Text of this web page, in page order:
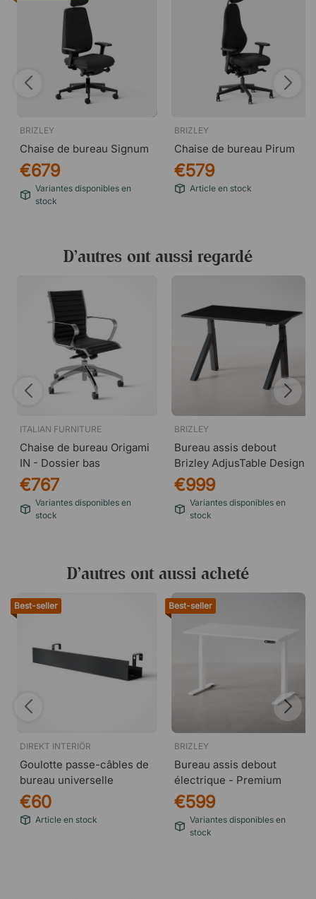
BRIZLEY
Chaise de bureau Signum
€679
Variantes disponibles en
stock
BRIZLEY
Chaise de bureau Pirum
€579
Article en stock
D’autres ont aussi regardé
ITALIAN FURNITURE
Chaise de bureau Origami
IN - Dossier bas
€767
Variantes disponibles en
stock
BRIZLEY
Bureau assis debout
Brizley AdjusTable Design
€999
Variantes disponibles en
stock
D’autres ont aussi acheté
Best-seller
DIREKT INTERIÖR
Goulotte passe-câbles de
bureau universelle
€60
Article en stock
Best-seller
BRIZLEY
Bureau assis debout
électrique - Premium
€599
Variantes disponibles en
stock